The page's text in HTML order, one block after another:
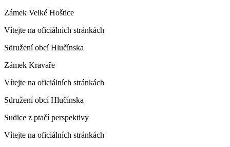
Zámek Velké Hoštice
Vítejte na oficiálních stránkách
Sdružení obcí Hlučínska
Zámek Kravaře
Vítejte na oficiálních stránkách
Sdružení obcí Hlučínska
Sudice z ptačí perspektivy
Vítejte na oficiálních stránkách